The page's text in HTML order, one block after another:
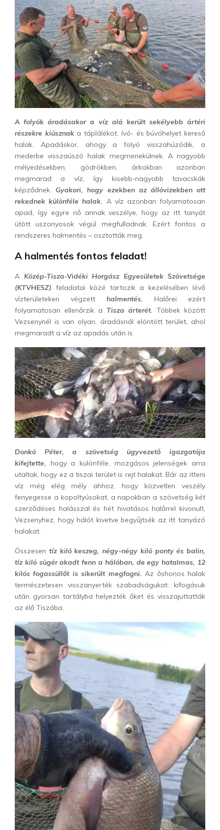
A folyók áradásakor a víz alá került sekélyebb ártéri
részekre kiúsznaka táplálékot, ívó- és búvóhelyet kereső
halak. Apadáskor, ahogy a folyó visszahúzódik, a
mederbe visszaúszó halak megmenekülnek. A nagyobb
mélyedésekben, gödrökben, árkokban azonban
megmarad a víz, így kisebb-nagyobb tavacskák
képződnek. Gyakori, hogy ezekben az állóvizekben ott
rekednek különféle halak. A víz azonban folyamatosan
apad, így egyre nő annak veszélye, hogy az itt tanyát
ütött uszonyosok végül megfulladnak. Ezért fontos a
rendszeres halmentés – osztották meg.
A halmentés fontos feladat!
A Közép-Tisza-Vidéki Horgász Egyesületek Szövetsége
(KTVHESZ) feladatai közé tartozik a kezelésében lévő
vízterületeken végzett halmentés.
Halőrei ezért
folyamatosan ellenőrzik a Tisza árterét. Többek között
Vezsenynél is van olyan, áradásnál elöntött terület, ahol
megmaradt a víz az apadás után is.
Donkó Péter, a szövetség ügyvezető igazgatója
kifejtette, hogy a különféle, mozgásos jelenségek arra
utaltak, hogy ez a tiszai terület is rejt halakat. Bár az itteni
víz még elég mély ahhoz, hogy közvetlen veszély
fenyegesse a kopoltyúsokat, a napokban a szövetség két
szerződéses halásszal és hét hivatásos halőrrel kivonult,
Vezsenyhez, hogy hálót kivetve begyűjtsék az itt tanyázó
halakat.
Összesen tíz kiló keszeg, négy-négy kiló ponty és balin,
tíz kiló sügér akadt fenn a hálóban, de egy hatalmas, 12
kilós fogassüllőt is sikerült megfogni. Az őshonos halak
természetesen visszanyerték szabadságukat: kifogásuk
után gyorsan tartályba helyezték őket és visszajuttatták
az élő Tiszába.